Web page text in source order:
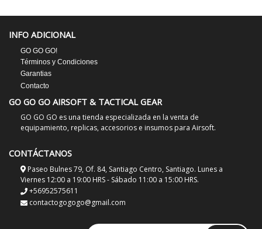
INFO ADICIONAL
GO GO GO!
Términos y Condiciones
Garantias
Contacto
GO GO GO AIRSOFT & TACTICAL GEAR
GO GO GO es una tienda especializada en la venta de
equipamiento, replicas, accesorios e insumos para Airsoft.
CONTÁCTANOS
Paseo Bulnes 79, Of. 84, Santiago Centro, Santiago. Lunes a
Viernes 12:00 a 19:00 HRS - Sábado 11:00 a 15:00 HRS.
+56952575611
contactogogogo@gmail.com